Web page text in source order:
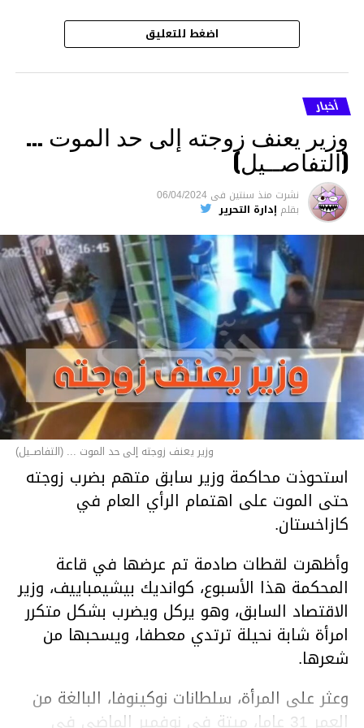
اضغط للتعليق
أخبار
وزير يعنف زوجته إلى حد الموت …
(التفاصــيل)
نشرت منذ سنتين فى 06/04/2024
بقلم إدارة التحرير
وزير يعنف زوجته إلى حد الموت ... (التفاصــيل)
استحوذت محاكمة وزير سابق متهم بضرب زوجته
حتى الموت على اهتمام الرأي العام في
كازاخستان.
وأظهرت لقطات صادمة تم عرضها في قاعة
المحكمة هذا الأسبوع، كوانديك بيشيمباييف، وزير
الاقتصاد السابق، وهو يركل ويضرب بشكل متكرر
امرأة شابة نحيلة ترتدي معطفا، ويسحبها من
شعرها.
وعثر على المرأة، سلطانات نوكينوفا، البالغة من
العمر 31 عاما، ميتة في نوفمبر الماضي في